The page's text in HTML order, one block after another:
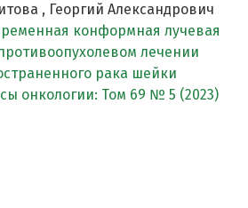
, Георгий Александрович
конформная лучевая
лечении
рака шейки
онкологии: Том 69 № 5 (2023)